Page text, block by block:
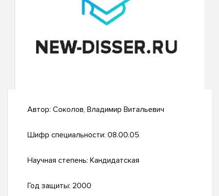
Автор: Соколов, Владимир Витальевич
Шифр специальности: 08.00.05
Научная степень: Кандидатская
Год защиты: 2000